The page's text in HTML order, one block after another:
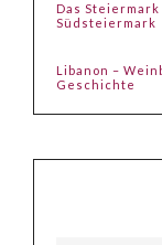
Das
Südsteiermark
Libanon –
Geschichte